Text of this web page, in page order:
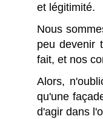
et légitimité.
Nous
peu devenir
fait, et nos
Alors,
qu'une
d'agir dans